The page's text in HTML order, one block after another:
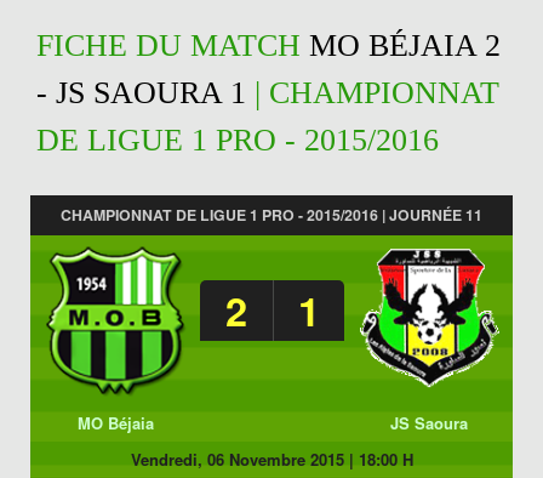
FICHE DU MATCH MO BÉJAIA 2
- JS SAOURA 1 | CHAMPIONNAT
DE LIGUE 1 PRO - 2015/2016
CHAMPIONNAT DE LIGUE 1 PRO - 2015/2016 | JOURNÉE 11
2 1
MO Béjaia
JS Saoura
Vendredi, 06 Novembre 2015| 18:00 H